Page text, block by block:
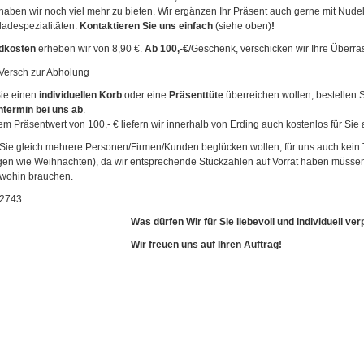
wir noch viel mehr zu bieten. Wir ergänzen Ihr Präsent auch gerne mit
Kontaktieren Sie uns einfach (siehe oben)!
erheben wir von 8,90 €. Ab 100,-€/Geschenk, verschicken wir Ihre
einen individuellen Korboder eine Präsenttüteüberreichen wollen, bestellen
bei uns ab.
Präsentwert von 100,- € liefern wir innerhalb von Erding auch kostenlos für Sie
gleich mehrere Personen/Firmen/Kunden beglücken wollen, für uns auch
wie Weihnachten), da wir entsprechende Stückzahlen auf Vorrat haben
brauchen.
Was dürfen Wir für Sie liebevoll und individuell
Wir freuen uns auf Ihren Auftrag!